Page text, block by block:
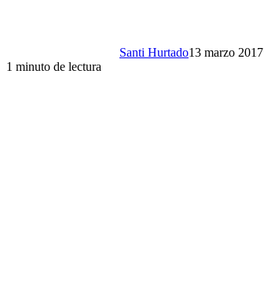
Santi Hurtado13 marzo 2017
1 minuto de lectura